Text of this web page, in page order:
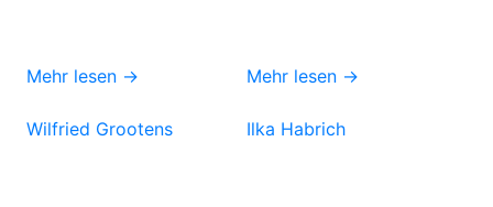
Mehr lesen → Mehr lesen →
Wilfried Grootens Ilka Habrich